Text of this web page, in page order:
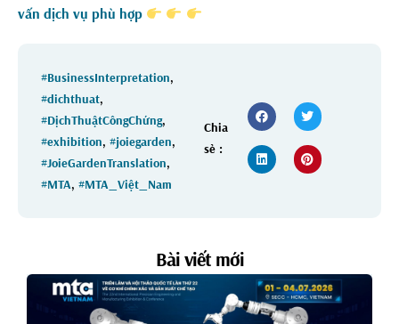
vấn dịch vụ phù hợp
#BusinessInterpretation,
#dichthuat,
#DịchThuậtCôngChứng,
#exhibition, #joiegarden,
#JoieGardenTranslation,
#MTA, #MTA_Việt_Nam
Chia
sẻ :
Bài viết mới